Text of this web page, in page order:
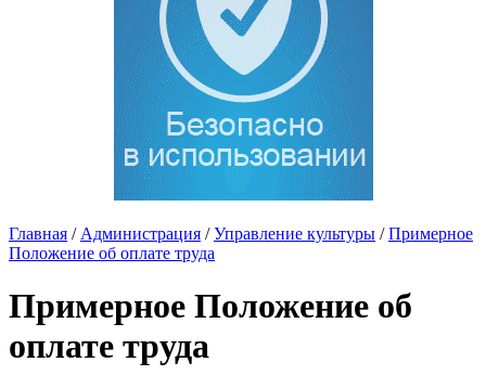
Главная / Администрация / Управление культуры / Примерное
Положение об оплате труда
Примерное Положение об
оплате труда